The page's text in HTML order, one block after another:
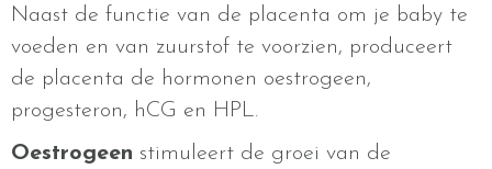
Naast de functie van de placenta om je baby te
voeden en van zuurstof te voorzien, produceert
de placenta de hormonen oestrogeen,
progesteron, hCG en HPL.
Oestrogeen stimuleert de groei van de